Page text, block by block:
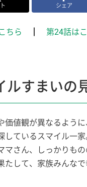
シェア
ちら 第24話は
ルすまいの
価値観が異なるよう
しているスマイル一
マさん、しっかりも
たして、家族みんな